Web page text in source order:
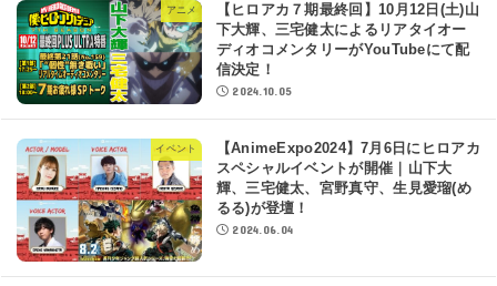
アニメ
【ヒロアカ７期最終回】10月12日(土)山
下大輝、三宅健太によるリアタイオー
ディオコメンタリーがYouTubeにて配
信決定！
2024.10.05
イベント
【AnimeExpo2024】7月6日にヒロアカ
スペシャルイベントが開催｜山下大
輝、三宅健太、宮野真守、生見愛瑠(め
るる)が登壇！
2024.06.04